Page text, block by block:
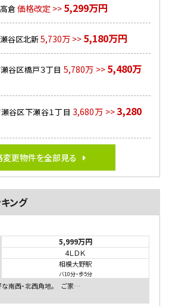
倉価格改定 >> 5,299万円
谷区北新5,730万 >> 5,180万円
谷区橋戸３丁目 5,780万 >> 5,480万
谷区下瀬谷１丁目 3,680万 >>3,280
変更物件を全部見る
ング
5,999万円
4ＬＤＫ
相模大野駅
バ10分・歩5分
な南西・北西角地。 ご家…